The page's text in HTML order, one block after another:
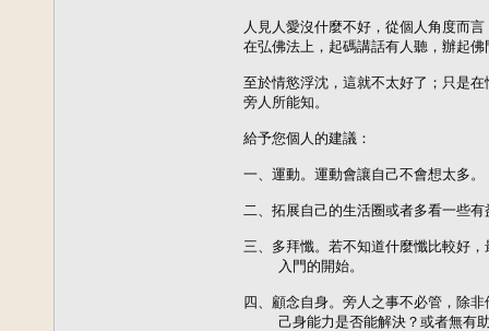
人見人愛沒什麼不好，從個人角度而
在弘佛法上，起碼講話有人聽，辦起
至於情慾浮沈，這就不太好了；只是
旁人所能知。
給予您個人的建議：
一、運動。運動會讓自己不會想太多。
二、拓展自己的生活圈或者多看一些
三、多拜懺。若不知道什麼懺比較好
    入門的開始。
四、顧念自身。旁人之事不必管，除
己身能力是否能解決？或者無有